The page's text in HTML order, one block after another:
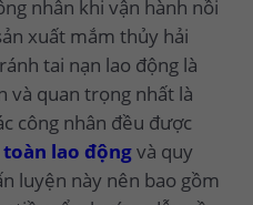
nhân khi vận hành nồi
xuất mắm thủy hải
tai nạn lao động là
và quan trọng nhất là
công nhân đều được
lao độngvà quy
luyện này nên bao gồm